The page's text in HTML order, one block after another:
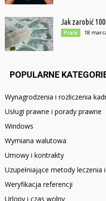
Jak zarobić
Praca 18
POPULARNE
Wynagrodzenia i rozliczenia
Usługi prawne i porady prawne
Windows
Wymiana walutowa
Umowy i kontrakty
Uzupełniające metody leczenia
Weryfikacja referencji
Urlopy i czas wolny